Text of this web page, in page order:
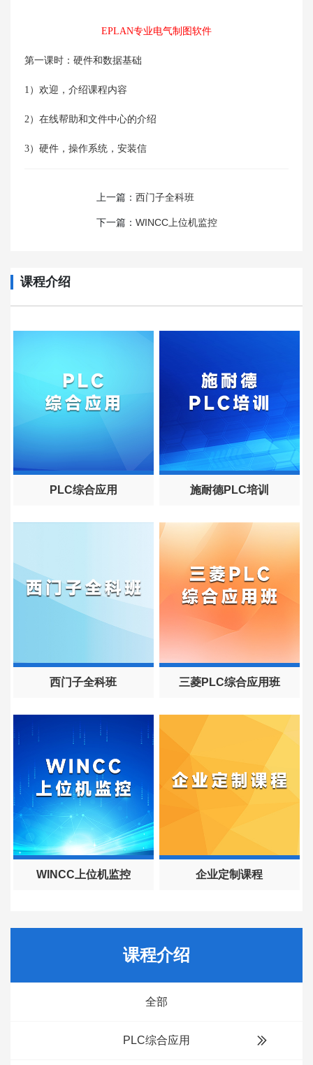
课程介绍
全部
PLC综合应用
EPLAN专业电气制图软件
第一课时：硬件和数据基础
1）欢迎，介绍课程内容
2）在线帮助和文件中心的介绍
3）硬件，操作系统，安装信
上一篇： 西门子全科班
下一篇： WINCC上位机监控
课程介绍
PLC综合应用 施耐德PLC培训
西门子全科班 三菱PLC综合应用班
WINCC上位机监控 企业定制课程